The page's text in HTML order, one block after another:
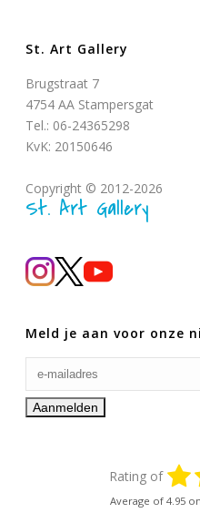
St. Art Gallery
Brugstraat 7
4754 AA Stampersgat
Tel.: 06-24365298
KvK: 20150646
Copyright © 2012-2026
St. Art Gallery
Meld je aan voor onze
Rating of
Average of 4.95